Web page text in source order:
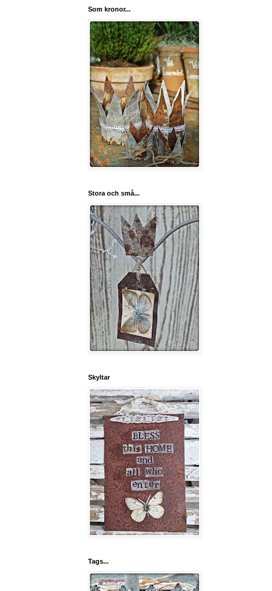
Som kronor...
Stora och små...
Skyltar
Tags...